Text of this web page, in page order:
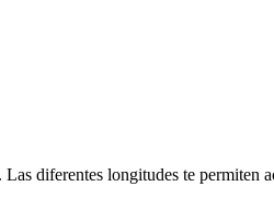
diferentes longitudes te permiten